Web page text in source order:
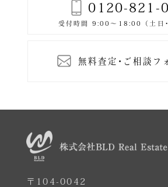
0120-821-
無料査定･ご相談フ
〒104-0042